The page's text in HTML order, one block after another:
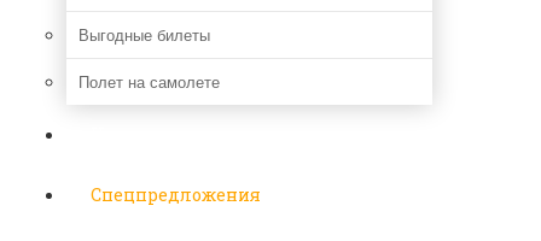
Выгодные билеты
Полет на самолете
Спецпредложения